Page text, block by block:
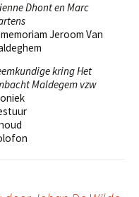
Dhont en Marc
Jeroom Van
kring Het
Maldegem vzw